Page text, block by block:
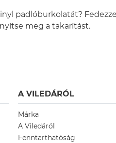
padlóburkolatát?
meg a takarítást.
A VILEDÁRÓL
Márka
A Viledáról
Fenntarthatóság